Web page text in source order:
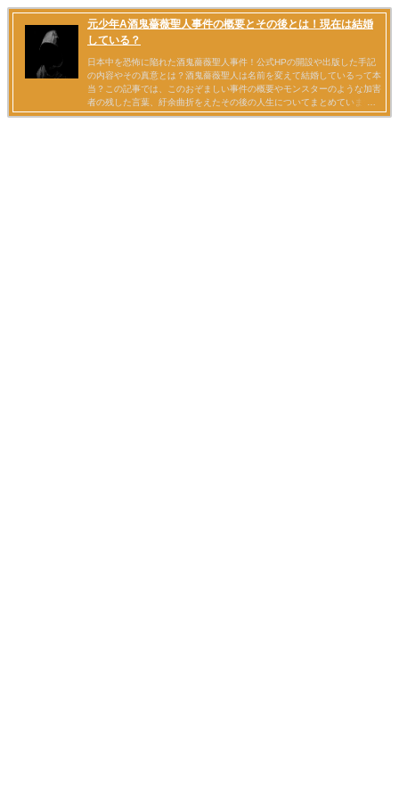
元少年A酒鬼薔薇聖人事件の概要とその後とは！現在は結婚
している？
日本中を恐怖に陥れた酒鬼薔薇聖人事件！公式HPの開設や出版した手記
の内容やその真意とは？酒鬼薔薇聖人は名前を変えて結婚しているって本
当？この記事では、このおぞましい事件の概要やモンスターのような加害
者の残した言葉、紆余曲折をえたその後の人生についてまとめています。